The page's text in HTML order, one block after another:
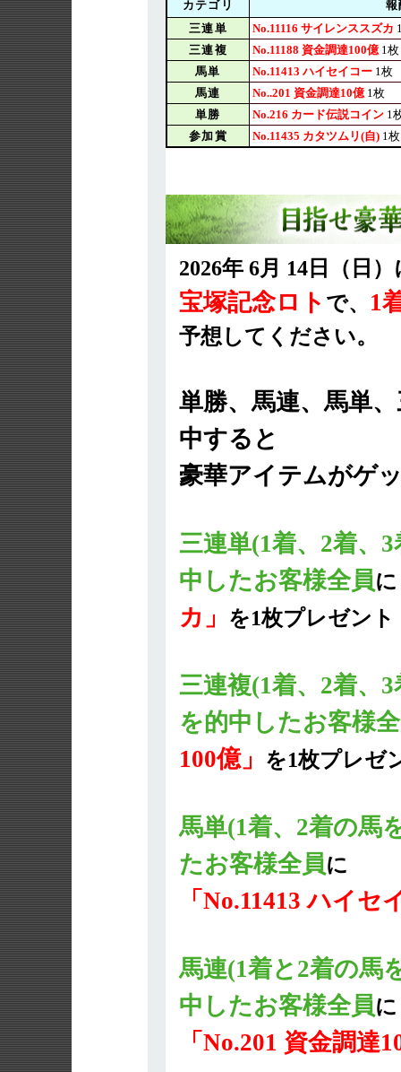
カテゴリ
報
三連単
No.11116 サイレンススズカ
三連複
No.11188 資金調達100億 1枚
馬単
No.11413 ハイセイコー 1枚
馬連
No..201 資金調達10億 1枚
単勝
No.216 カード伝説コイン 1
参加賞
No.11435 カタツムリ(自) 1枚
2026年 6月 14日（日
宝塚記念ロト で、 1
予想してください。
単勝、馬連、馬単
中すると
豪華アイテムがゲ
三連単(1着、2着、
中したお客様全員に
カ」
を1枚プレゼント
三連複(1着、2着、
を的中したお客様
100億」
を1枚プレゼ
馬単(1着、2着の馬
たお客様全員に
「No.11413 ハイセ
馬連(1着と2着の馬
中したお客様全員に
「No.201 資金調達